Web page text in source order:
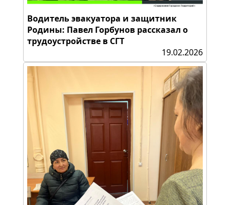
Водитель эвакуатора и защитник
Родины: Павел Горбунов рассказал о
трудоустройстве в СГТ
19.02.2026